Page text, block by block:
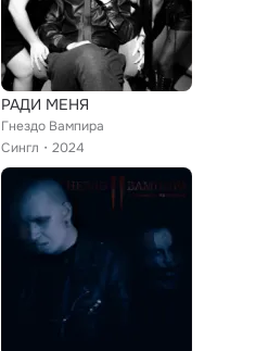
РАДИ МЕНЯ
Гнездо Вампира
Сингл
2024